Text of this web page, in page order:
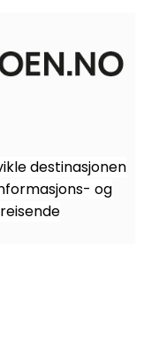
destinasjonen
og